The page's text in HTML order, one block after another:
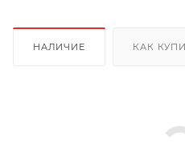
НАЛИЧИЕ КАК